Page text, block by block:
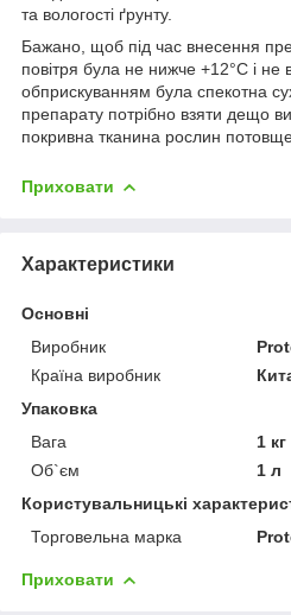
та вологості ґрунту.
Бажано, щоб під час внесення
повітря була не нижче +12°С і
обприскуванням була спекотна
препарату потрібно взяти дещо
покривна тканина рослин
Приховати
Характеристики
Основні
Виробник
Країна виробник
Упаковка
Вага
1 кг
Об`єм
1 л
Користувальницькі
Торговельна марка
Приховати